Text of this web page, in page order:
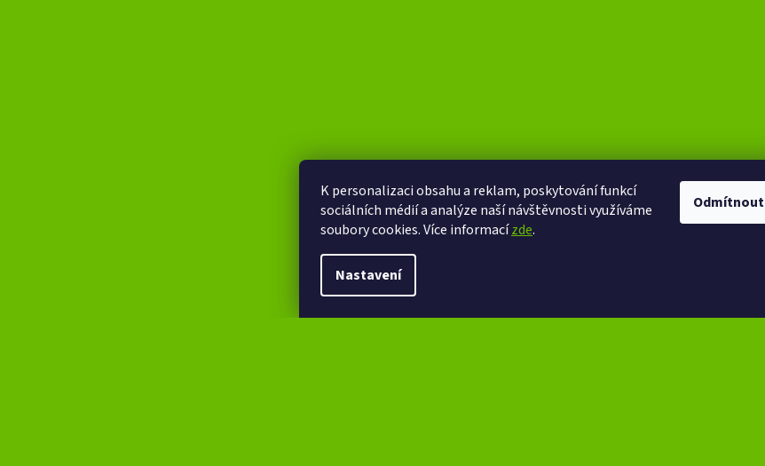
K personalizaci obsahu a reklam, poskytování funkcí
sociálních médií a analýze naší návštěvnosti využíváme
soubory cookies. Více informacízde.
Nastavení
Odmítnout